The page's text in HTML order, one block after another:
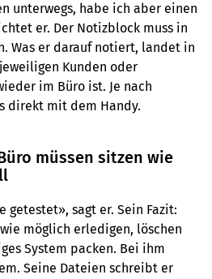
unterwegs, habe ich aber einen
er. Der Notizblock muss in
Was er darauf notiert, landet in
Kunden oder
im Büro ist. Je nach
direkt mit dem Handy.
müssen sitzen wie
getestet», sagt er. Sein Fazit:
möglich erledigen, löschen
System packen. Bei ihm
Seine Dateien schreibt er